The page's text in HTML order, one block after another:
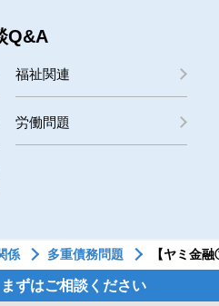
Q&A
福祉関連
労働問題
係 多重債務問題 【ヤミ金
ずはご相談ください